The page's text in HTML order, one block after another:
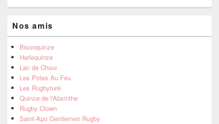
Nos amis
Bisonquinze
Harlequinze
Lac de Chour
Les Potes Au Feu
Les Rugbyturé
Quinze de l'Absinthe
Rugby Clown
Saint-Apo Gentlemen Rugby